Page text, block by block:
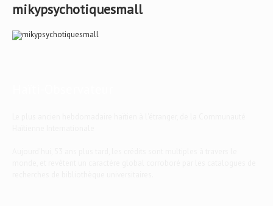
mikypsychotiquesmall